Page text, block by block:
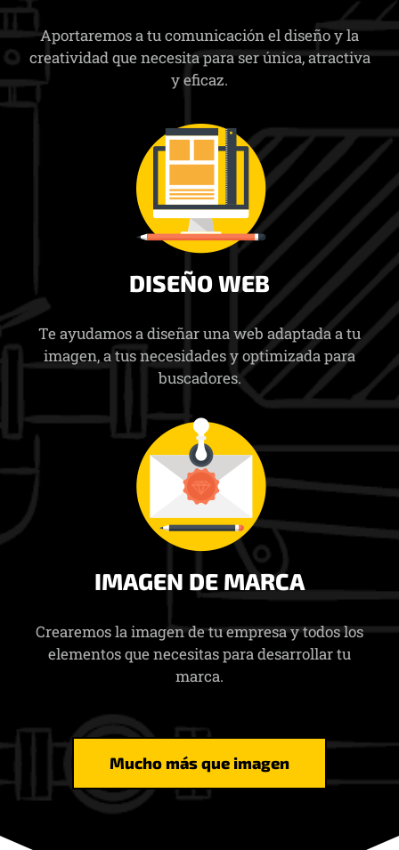
Aportaremos a tu comunicación el diseño y la
creatividad que necesita para ser única, atractiva
y eficaz.
DISEÑO WEB
Te ayudamos a diseñar una web adaptada a tu
imagen, a tus necesidades y optimizada para
buscadores.
IMAGEN DE MARCA
Crearemos la imagen de tu empresa y todos los
elementos que necesitas para desarrollar tu
marca.
Mucho más que imagen